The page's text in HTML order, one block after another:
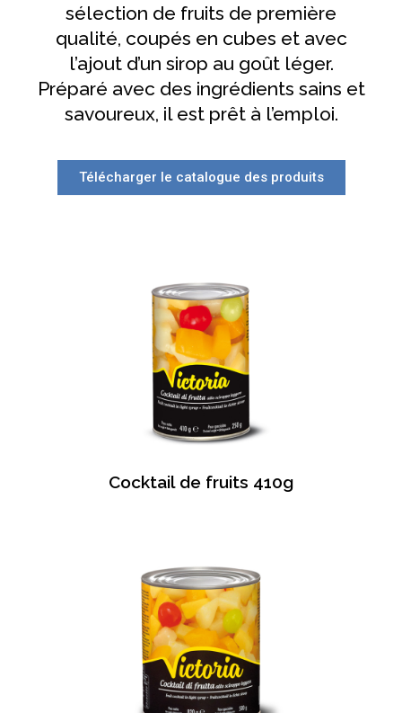
sélection de fruits de première
qualité, coupés en cubes et avec
l’ajout d’un sirop au goût léger.
Préparé avec des ingrédients sains et
savoureux, il est prêt à l’emploi.
Télécharger le catalogue des produits
Cocktail de fruits 410g